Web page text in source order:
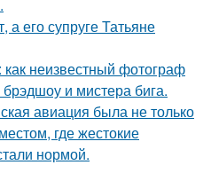
а его супруге Татьяне
как неизвестный фотограф
и мистера бига.
авиация была не только
где жестокие
нормой.